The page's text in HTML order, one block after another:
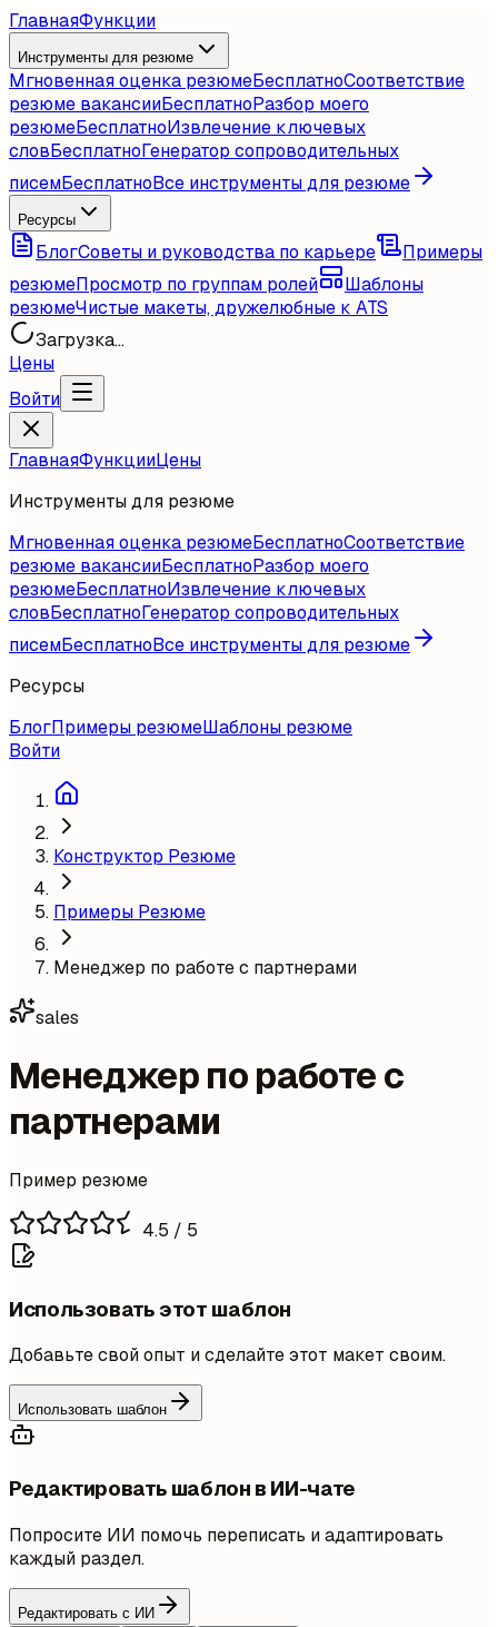
ГлавнаяФункции
Инструменты для резюме
Мгновенная оценка резюмеБесплатноСоответствие
резюме вакансииБесплатноРазбор моего
резюмеБесплатноИзвлечение ключевых
словБесплатноГенератор сопроводительных
писемБесплатноВсе инструменты для резюме
Ресурсы
БлогСоветы и руководства по карьере
Примеры
резюмеПросмотр по группам ролей
Шаблоны
резюмеЧистые макеты, дружелюбные к ATS
Загрузка...
Цены
Войти
ГлавнаяФункцииЦены
Инструменты для резюме
Мгновенная оценка резюмеБесплатноСоответствие
резюме вакансииБесплатноРазбор моего
резюмеБесплатноИзвлечение ключевых
словБесплатноГенератор сопроводительных
писемБесплатноВсе инструменты для резюме
Ресурсы
БлогПримеры резюмеШаблоны резюме
Войти
Конструктор Резюме
Примеры Резюме
Менеджер по работе с партнерами
sales
Менеджер по работе с
партнерами
Пример резюме
4.5 / 5
Использовать этот шаблон
Добавьте свой опыт и сделайте этот макет своим.
Использовать шаблон
Редактировать шаблон в ИИ-чате
Попросите ИИ помочь переписать и адаптировать
каждый раздел.
Редактировать с ИИ